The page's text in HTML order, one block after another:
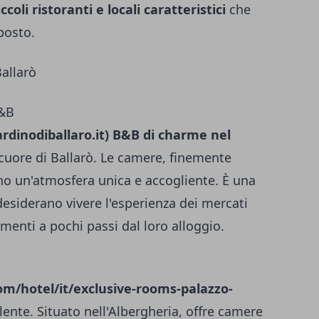
ristoranti e locali caratteristici che
) B&B di charme nel
di Ballarò. Le camere, finemente
un'atmosfera unica e accogliente. È una
vivere l'esperienza dei mercati
a pochi passi dal loro alloggio.
hotel/it/exclusive-rooms-palazzo-
Situato nell'Albergheria, offre camere